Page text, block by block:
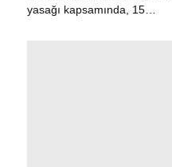
yasağı kapsamında, 15…